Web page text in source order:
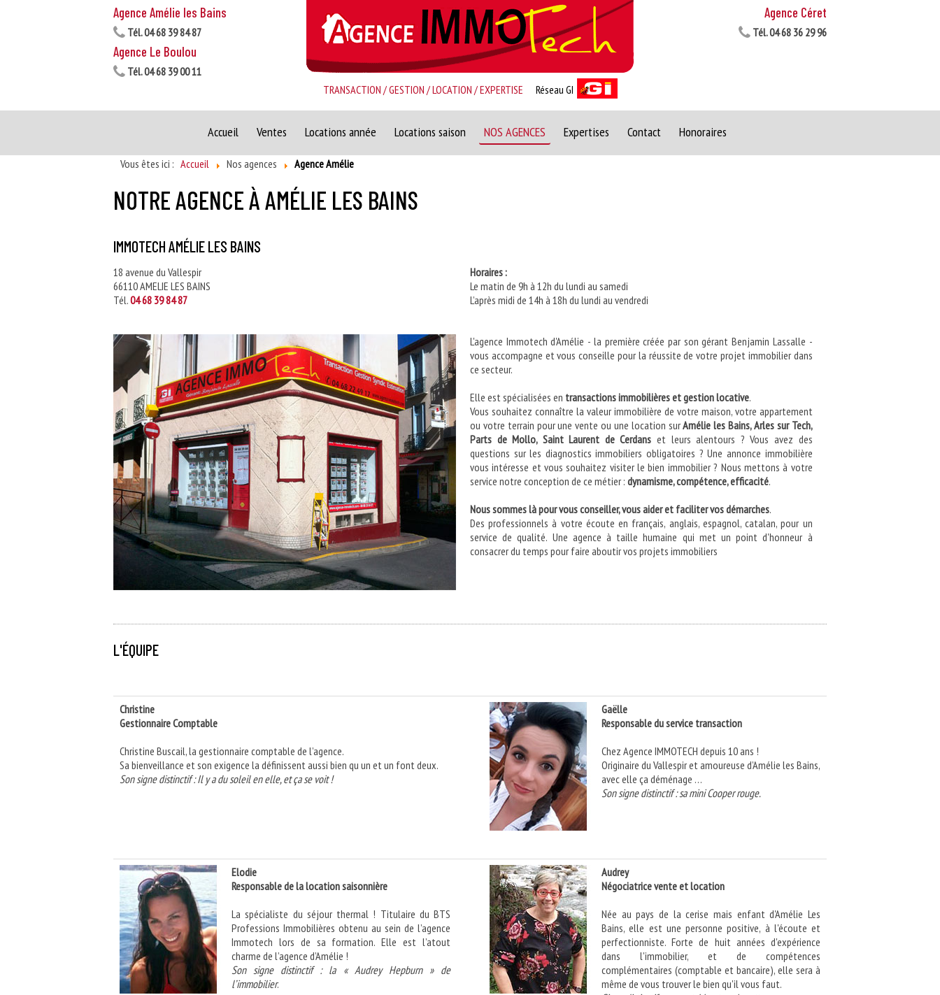
Agence Amélie les Bains
Tél.04 68 39 84 87
Agence Le Boulou
Tél.04 68 39 00 11
TRANSACTION / GESTION / LOCATION / EXPERTISE Réseau GI
Agence Céret
Tél.04 68 36 29 96
Accueil Ventes Locations année Locations saison NOS AGENCES Expertises Contact Honoraires
Vous êtes ici : Accueil Nos agences Agence Amélie
NOTRE AGENCE À AMÉLIE LES BAINS
IMMOTECH AMÉLIE LES BAINS
18 avenue du Vallespir
66110 AMELIE LES BAINS
Tél.04 68 39 84 87
Horaires :
Le matin de 9h à 12h du lundi au samedi
L’après midi de 14h à 18h du lundi au vendredi
L'agence Immotech d'Amélie - la première créée par son gérant Benjamin Lassalle -
vous accompagne et vous conseille pour la réussite de votre projet immobilier dans
ce secteur.
Elle est spécialisées en transactions immobilières et gestion locative.
Vous souhaitez connaître la valeur immobilière de votre maison, votre appartement
ou votre terrain pour une vente ou une location surAmélie les Bains, Arles sur Tech,
Parts de Mollo, Saint Laurent de Cerdans et leurs alentours ? Vous avez des
questions sur les diagnostics immobiliers obligatoires ? Une annonce immobilière
vous intéresse et vous souhaitez visiter le bien immobilier ? Nous mettons à votre
service notre conception de ce métier : dynamisme, compétence, efficacité.
Nous sommes là pour vous conseiller, vous aider et faciliter vos démarches.
Des professionnels à votre écoute en français, anglais, espagnol, catalan, pour un
service de qualité. Une agence à taille humaine qui met un point d'honneur à
consacrer du temps pour faire aboutir vos projets immobiliers
L'ÉQUIPE
Christine
Gestionnaire Comptable
Christine Buscail, la gestionnaire comptable de l’agence.
Sa bienveillance et son exigence la définissent aussi bien qu un et un font deux.
Son signe distinctif : Il y a du soleil en elle, et ça se voit !
Gaëlle
Responsable du service transaction
Chez Agence IMMOTECH depuis 10 ans !
Originaire du Vallespir et amoureuse d’Amélie les Bains,
avec elle ça déménage …
Son signe distinctif : sa mini Cooper rouge.
Elodie
Responsable de la location saisonnière
La spécialiste du séjour thermal ! Titulaire du BTS
Professions Immobilières obtenu au sein de l’agence
Immotech lors de sa formation. Elle est l’atout
charme de l’agence d’Amélie !
Son signe distinctif : la « Audrey Hepburn » de
l’immobilier.
Audrey
Négociatrice vente et location
Née au pays de la cerise mais enfant d'Amélie Les
Bains, elle est une personne positive, à l'écoute et
perfectionniste. Forte de huit années d'expérience
dans l'immobilier, et de compétences
complémentaires (comptable et bancaire), elle sera à
même de vous trouver le bien qu'il vous faut.